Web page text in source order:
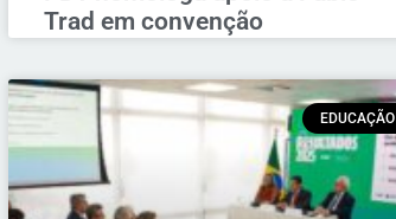
Trad em convenção
EDUCAÇÃO